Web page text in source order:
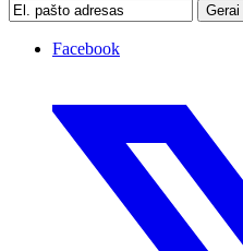
Gerai
Facebook